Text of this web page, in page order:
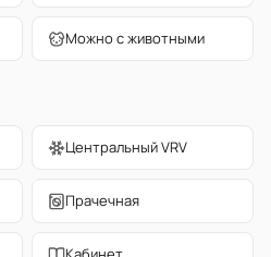
Можно с животными
Центральный VRV
Прачечная